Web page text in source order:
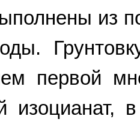
из
первой
изоцианат,